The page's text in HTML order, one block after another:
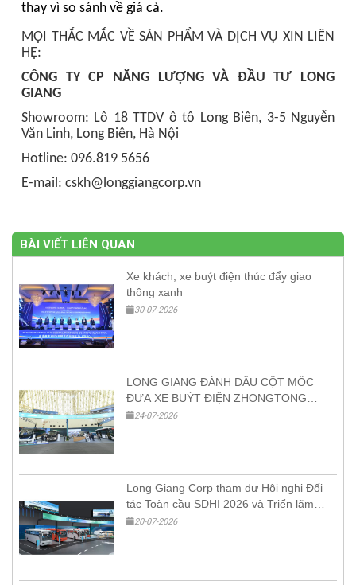
thay vì so sánh về giá cả.
MỌI THẮC MẮC VỀ SẢN PHẨM VÀ DỊCH VỤ XIN LIÊN
HỆ:
CÔNG TY CP NĂNG LƯỢNG VÀ ĐẦU TƯ LONG
GIANG
Showroom: Lô 18 TTDV ô tô Long Biên, 3-5 Nguyễn
Văn Linh, Long Biên, Hà Nội
Hotline: 096.819 5656
E-mail: cskh@longgiangcorp.vn
BÀI VIẾT LIÊN QUAN
Xe khách, xe buýt điện thúc đẩy giao
thông xanh
30-07-2026
LONG GIANG ĐÁNH DẤU CỘT MỐC
ĐƯA XE BUÝT ĐIỆN ZHONGTONG
ĐẦU TIÊN VÀO VIỆT NAM TẠI HỘI
24-07-2026
Long Giang Corp tham dự Hội nghị Đối
tác Toàn cầu SDHI 2026 và Triển lãm
Sản phẩm Xanh – Thông minh tại VEC
20-07-2026